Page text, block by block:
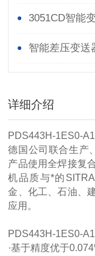
3051CD智能
智能差压变送
详细介绍
PDS443H-1ES0-
德国公司联合生产
产品使用全焊接复
机品质与*的
金、化工、石油、
应用。
PDS443H-1ES0-
·基于精度优于